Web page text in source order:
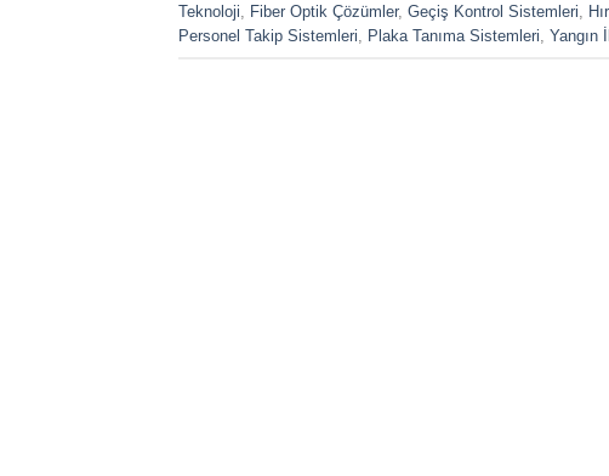
Teknoloji
Fiber Optik Çözümler, Geçiş Kontrol Sistemleri
Personel Takip Sistemleri
Plaka Tanıma Sistemleri Yangın